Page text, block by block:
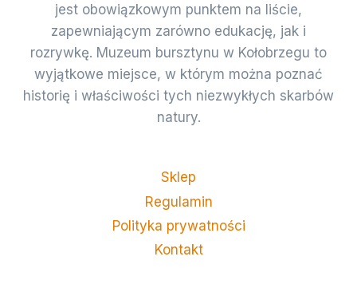
jest obowiązkowym punktem na liście,
zapewniającym zarówno edukację, jak i
rozrywkę. Muzeum bursztynu w Kołobrzegu to
wyjątkowe miejsce, w którym można poznać
historię i właściwości tych niezwykłych skarbów
natury.
Sklep
Regulamin
Polityka prywatności
Kontakt